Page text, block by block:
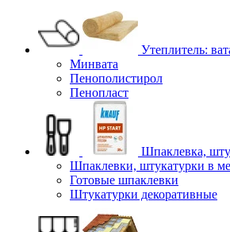
Утеплитель:
Минвата
Пенополистирол
Пенопласт
Шпаклевка,
Шпаклевки, штукатурки в
Готовые шпаклевки
Штукатурки декоративные